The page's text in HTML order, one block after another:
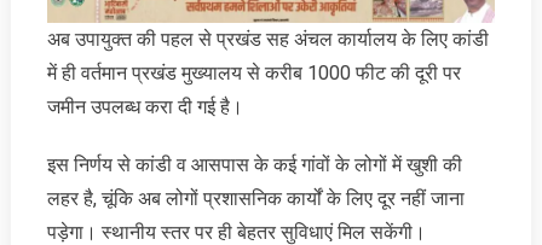
अब उपायुक्त की पहल से प्रखंड सह अंचल कार्यालय के लिए कांडी
में ही वर्तमान प्रखंड मुख्यालय से करीब 1000 फीट की दूरी पर
जमीन उपलब्ध करा दी गई है।
इस निर्णय से कांडी व आसपास के कई गांवों के लोगों में खुशी की
लहर है, चूंकि अब लोगों प्रशासनिक कार्यों के लिए दूर नहीं जाना
पड़ेगा। स्थानीय स्तर पर ही बेहतर सुविधाएं मिल सकेंगी।